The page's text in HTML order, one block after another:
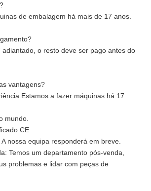
de embalagem há mais de 17 anos.
adiantado, o resto deve ser pago antes do
vantagens?
a fazer máquinas há 17
mundo.
CE
nossa equipa responderá em breve.
Temos um departamento pós-venda,
problemas e lidar com peças de